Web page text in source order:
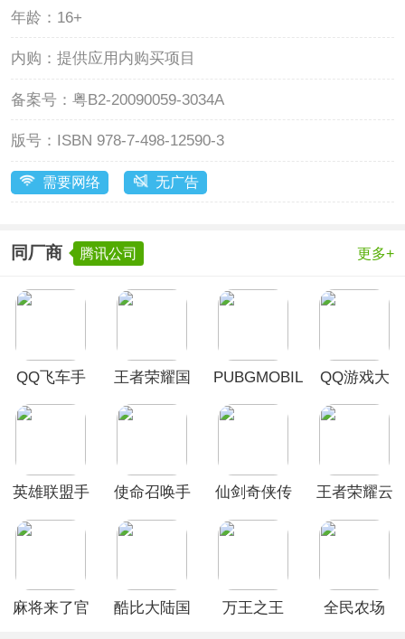
年龄： 16+
内购： 提供应用内购买项目
备案号： 粤B2-20090059-3034A
版号： ISBN 978-7-498-12590-3
需要网络 无广告
同厂商 腾讯公司 更多+
QQ飞车手
王者荣耀国
PUBGMOBILE
QQ游戏大
英雄联盟手
使命召唤手
方正版(Call
仙剑奇侠传
王者荣耀云
麻将来了官
酷比大陆国
万王之王
全民农场